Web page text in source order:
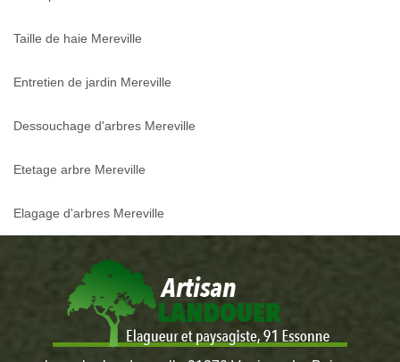
Taille de haie Mereville
Entretien de jardin Mereville
Dessouchage d'arbres Mereville
Etetage arbre Mereville
Elagage d'arbres Mereville